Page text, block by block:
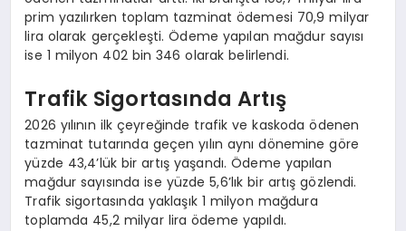
prim yazılırken toplam tazminat ödemesi 70,9 milyar
lira olarak gerçekleşti. Ödeme yapılan mağdur sayısı
ise 1 milyon 402 bin 346 olarak belirlendi.
Trafik Sigortasında Artış
2026 yılının ilk çeyreğinde trafik ve kaskoda ödenen
tazminat tutarında geçen yılın aynı dönemine göre
yüzde 43,4’lük bir artış yaşandı. Ödeme yapılan
mağdur sayısında ise yüzde 5,6’lık bir artış gözlendi.
Trafik sigortasında yaklaşık 1 milyon mağdura
toplamda 45,2 milyar lira ödeme yapıldı.